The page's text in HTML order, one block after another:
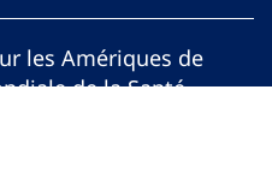
les Amériques de
de la Santé